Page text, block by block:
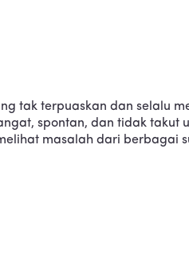
tak terpuaskan dan selalu
spontan, dan tidak takut
masalah dari berbagai